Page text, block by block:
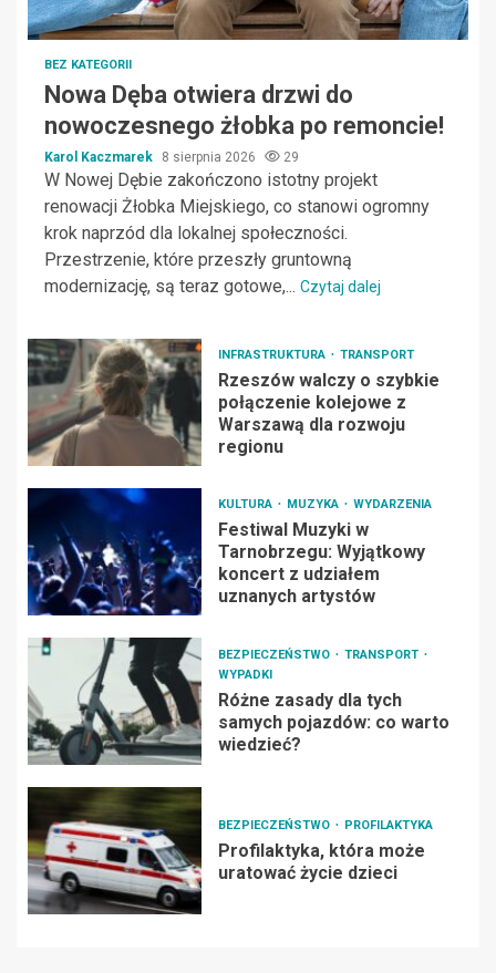
BEZ KATEGORII
Nowa Dęba otwiera drzwi do
nowoczesnego żłobka po remoncie!
Karol Kaczmarek 8 sierpnia 2026 29
W Nowej Dębie zakończono istotny projekt
renowacji Żłobka Miejskiego, co stanowi ogromny
krok naprzód dla lokalnej społeczności.
Przestrzenie, które przeszły gruntowną
modernizację, są teraz gotowe,... Czytaj dalej
INFRASTRUKTURA TRANSPORT
Rzeszów walczy o szybkie
połączenie kolejowe z
Warszawą dla rozwoju
regionu
KULTURA MUZYKA WYDARZENIA
Festiwal Muzyki w
Tarnobrzegu: Wyjątkowy
koncert z udziałem
uznanych artystów
BEZPIECZEŃSTWO
TRANSPORT
WYPADKI
Różne zasady dla tych
samych pojazdów: co warto
wiedzieć?
BEZPIECZEŃSTWO PROFILAKTYKA
Profilaktyka, która może
uratować życie dzieci